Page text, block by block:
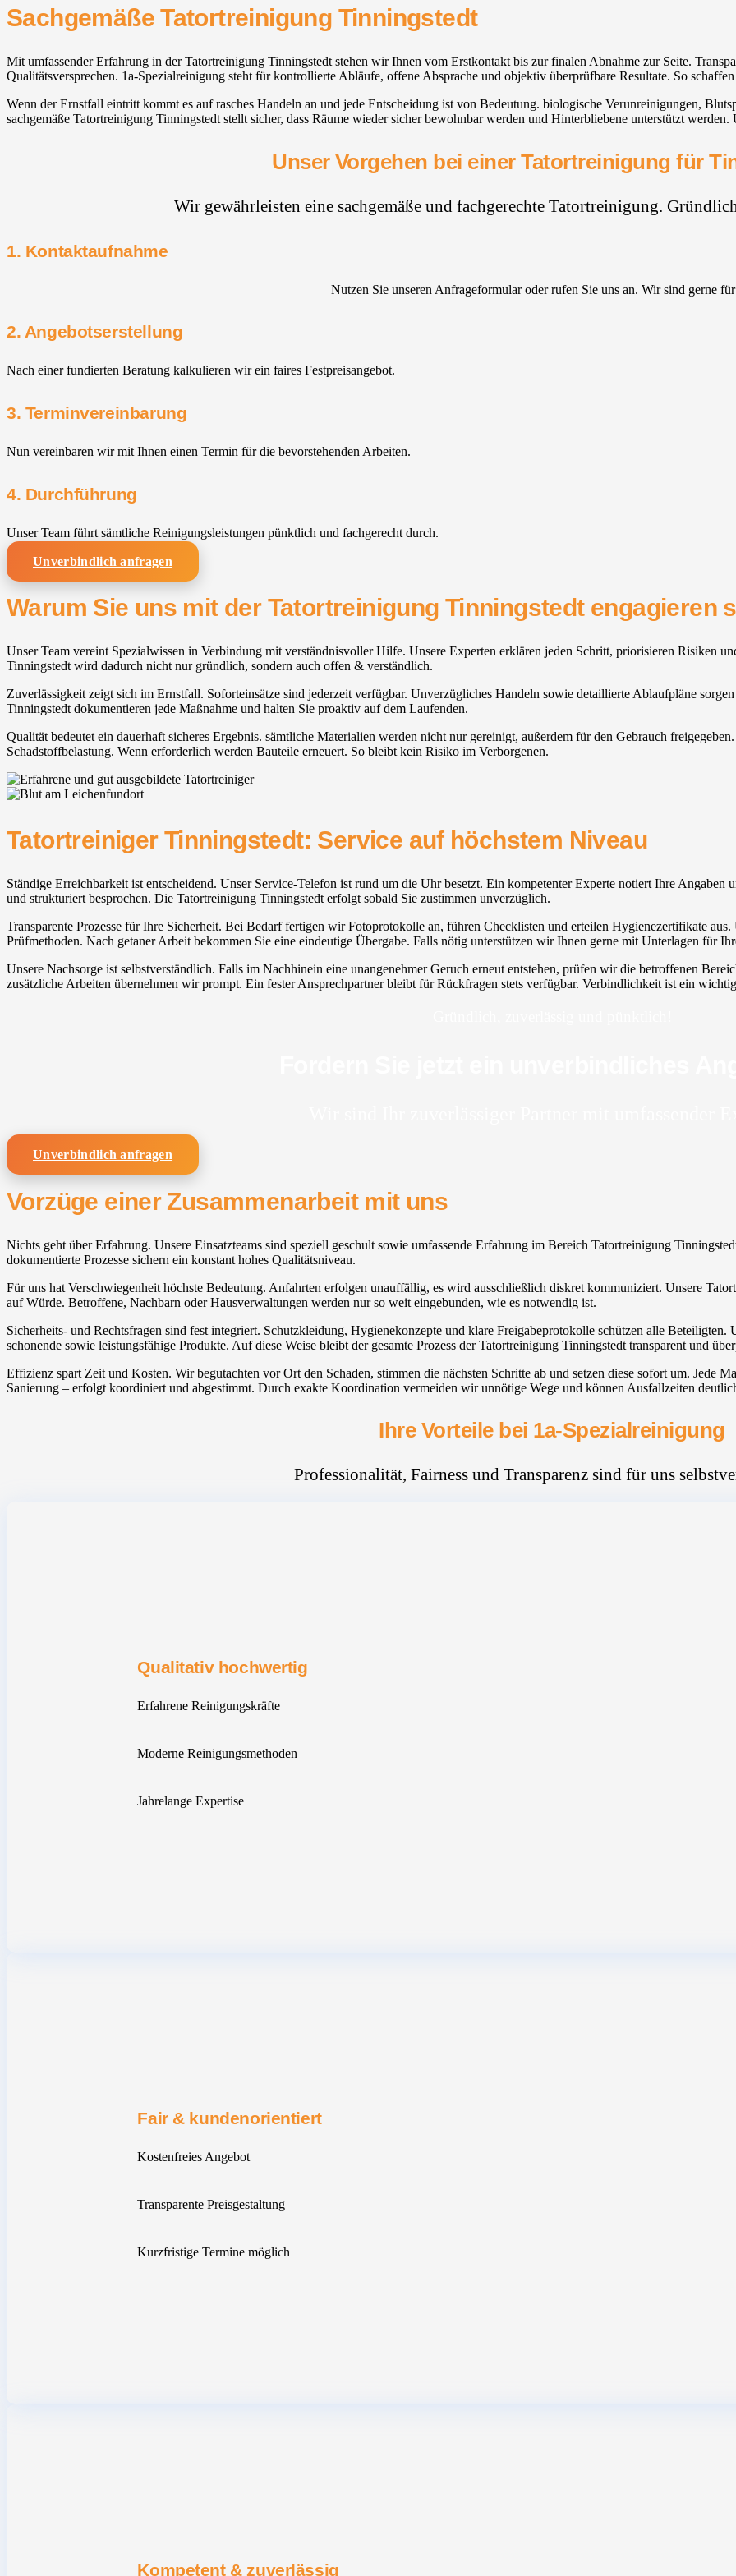
Sachgemäße Tatortreinigung Tinningstedt
Mit umfassender Erfahrung in der Tatortreinigung Tinningstedt stehen wir Ihnen vom Erstkontakt bis zur finalen Abnahme zur Seite.
Qualitätsversprechen. 1a-Spezialreinigung steht für kontrollierte Abläufe, offene Absprache und objektiv überprüfbare Resultate. So
Wenn der Ernstfall eintritt kommt es auf rasches Handeln an und jede Entscheidung ist von Bedeutung. biologische Verunreinigungen,
sachgemäße Tatortreinigung Tinningstedt stellt sicher, dass Räume wieder sicher bewohnbar werden und Hinterbliebene unterstützt
Unser Vorgehen bei einer Tatortreinigung für
Wir gewährleisten eine sachgemäße und fachgerechte Tatortreinigung.
1. Kontaktaufnahme
Nutzen Sie unseren Anfrageformular oder rufen Sie uns an. Wir sind gerne
2. Angebotserstellung
Nach einer fundierten Beratung kalkulieren wir ein faires Festpreisangebot.
3. Terminvereinbarung
Nun vereinbaren wir mit Ihnen einen Termin für die bevorstehenden Arbeiten.
4. Durchführung
Unser Team führt sämtliche Reinigungsleistungen pünktlich und fachgerecht durch.
Unverbindlich anfragen
Warum Sie uns mit der Tatortreinigung Tinningstedt engagieren
Unser Team vereint Spezialwissen in Verbindung mit verständnisvoller Hilfe. Unsere Experten erklären jeden Schritt, priorisieren Risiken
Tinningstedt wird dadurch nicht nur gründlich, sondern auch offen & verständlich.
Zuverlässigkeit zeigt sich im Ernstfall. Soforteinsätze sind jederzeit verfügbar. Unverzügliches Handeln sowie detaillierte Ablaufpläne
Tinningstedt dokumentieren jede Maßnahme und halten Sie proaktiv auf dem Laufenden.
Qualität bedeutet ein dauerhaft sicheres Ergebnis. sämtliche Materialien werden nicht nur gereinigt, außerdem für den Gebrauch
Schadstoffbelastung. Wenn erforderlich werden Bauteile erneuert. So bleibt kein Risiko im Verborgenen.
Tatortreiniger Tinningstedt: Service auf höchstem Niveau
Ständige Erreichbarkeit ist entscheidend. Unser Service-Telefon ist rund um die Uhr besetzt. Ein kompetenter Experte notiert Ihre
und strukturiert besprochen. Die Tatortreinigung Tinningstedt erfolgt sobald Sie zustimmen unverzüglich.
Transparente Prozesse für Ihre Sicherheit. Bei Bedarf fertigen wir Fotoprotokolle an, führen Checklisten und erteilen Hygienezertifikate
Prüfmethoden. Nach getaner Arbeit bekommen Sie eine eindeutige Übergabe. Falls nötig unterstützen wir Ihnen gerne mit Unterlagen für
Unsere Nachsorge ist selbstverständlich. Falls im Nachhinein eine unangenehmer Geruch erneut entstehen, prüfen wir die betroffenen
zusätzliche Arbeiten übernehmen wir prompt. Ein fester Ansprechpartner bleibt für Rückfragen stets verfügbar. Verbindlichkeit ist ein
Unverbindlich anfragen
Vorzüge einer Zusammenarbeit mit uns
Nichts geht über Erfahrung. Unsere Einsatzteams sind speziell geschult sowie umfassende Erfahrung im Bereich Tatortreinigung
dokumentierte Prozesse sichern ein konstant hohes Qualitätsniveau.
Für uns hat Verschwiegenheit höchste Bedeutung. Anfahrten erfolgen unauffällig, es wird ausschließlich diskret kommuniziert. Unsere
auf Würde. Betroffene, Nachbarn oder Hausverwaltungen werden nur so weit eingebunden, wie es notwendig ist.
Sicherheits- und Rechtsfragen sind fest integriert. Schutzkleidung, Hygienekonzepte und klare Freigabeprotokolle schützen alle Beteiligten.
schonende sowie leistungsfähige Produkte. Auf diese Weise bleibt der gesamte Prozess der Tatortreinigung Tinningstedt transparent und
Effizienz spart Zeit und Kosten. Wir begutachten vor Ort den Schaden, stimmen die nächsten Schritte ab und setzen diese sofort um. Jede
Sanierung – erfolgt koordiniert und abgestimmt. Durch exakte Koordination vermeiden wir unnötige Wege und können Ausfallzeiten
Ihre Vorteile bei 1a-Spezialreinigung
Professionalität, Fairness und Transparenz sind für uns
Qualitativ hochwertig
Erfahrene Reinigungskräfte
Moderne Reinigungsmethoden
Jahrelange Expertise
Fair & kundenorientiert
Kostenfreies Angebot
Transparente Preisgestaltung
Kurzfristige Termine möglich
Kompetent & zuverlässig